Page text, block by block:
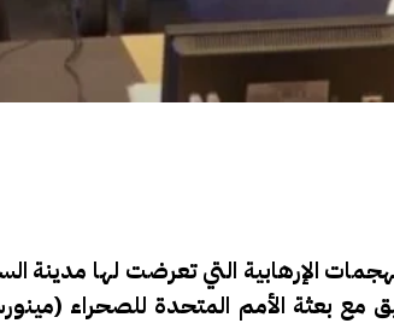
الإرهابية التي تعرضت لها مدينة
مع بعثة الأمم المتحدة للصحراء